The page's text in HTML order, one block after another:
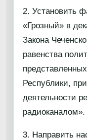
2. Установить
«Грозный» в
Закона
равенства
Республики,
деятельности
радиоканалом».
3. Направить